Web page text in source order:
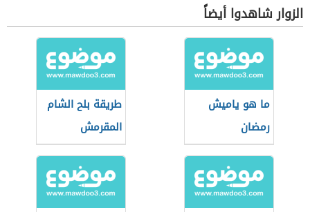
الزوار شاهدوا أيضاً
ما هو ياميش
رمضان
طريقة بلح الشام
المقرمش